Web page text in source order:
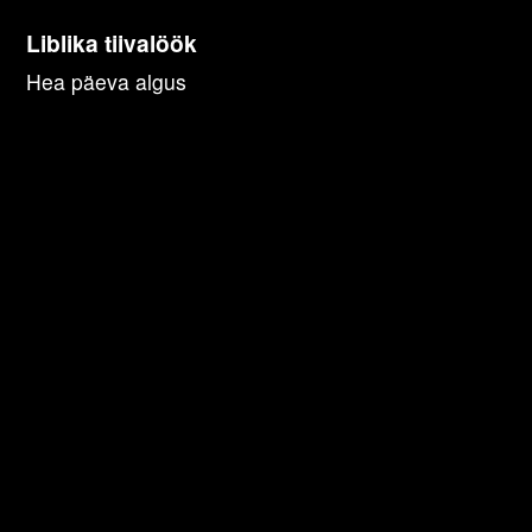
Liblika tiivalöök
Hea päeva algus